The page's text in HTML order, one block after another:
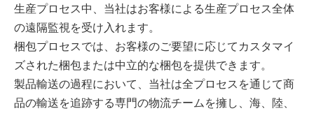
生産プロセス中、当社はお客様による生産プロセス全体
の遠隔監視を受け入れます。
梱包プロセスでは、お客様のご要望に応じてカスタマイ
ズされた梱包または中立的な梱包を提供できます。
製品輸送の過程において、当社は全プロセスを通じて商
品の輸送を追跡する専門の物流チームを擁し、海、陸、